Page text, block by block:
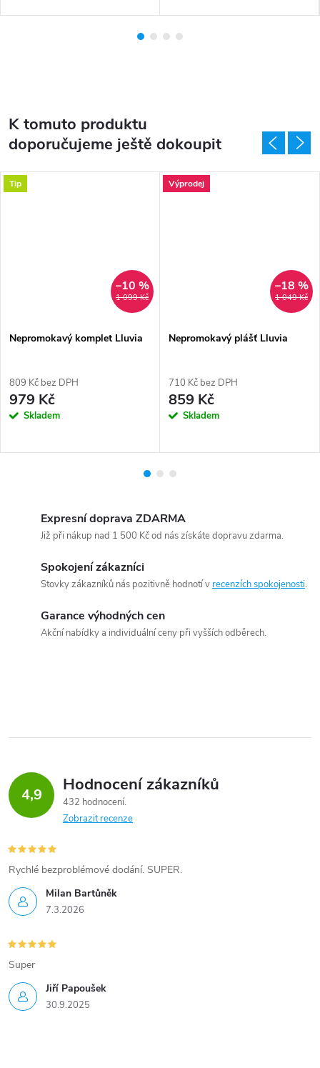
Expresní doprava ZDARMA
Již při nákup nad 1 500 Kč od nás získáte dopravu zdarma.
Spokojení zákazníci
Stovky zákazníků nás pozitivně hodnotí v recenzích spokojenosti.
Garance výhodných cen
Akční nabídky a individuální ceny při vyšších odběrech.
K tomuto produktu
doporučujeme ještě dokoupit
Tip
1 099 Kč
–10 %
Nepromokavý komplet Lluvia
809 Kč bez DPH
979 Kč
Skladem
Výprodej
1 049 Kč
–18 %
Nepromokavý plášť Lluvia
710 Kč bez DPH
859 Kč
Skladem
4,9 Hodnocení zákazníků
432 hodnocení
Zobrazit recenze
Milan Bartůněk
7.3.2026
Rychlé bezproblémové dodání. SUPER.
Jiří Papoušek
30.9.2025
Super